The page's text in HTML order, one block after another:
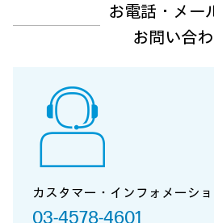
お電話・メー
お問い合
カスタマー・インフォメーシ
03-4578-4601